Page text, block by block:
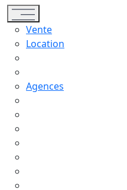
Toggle navigation
Vente
Location
Agences